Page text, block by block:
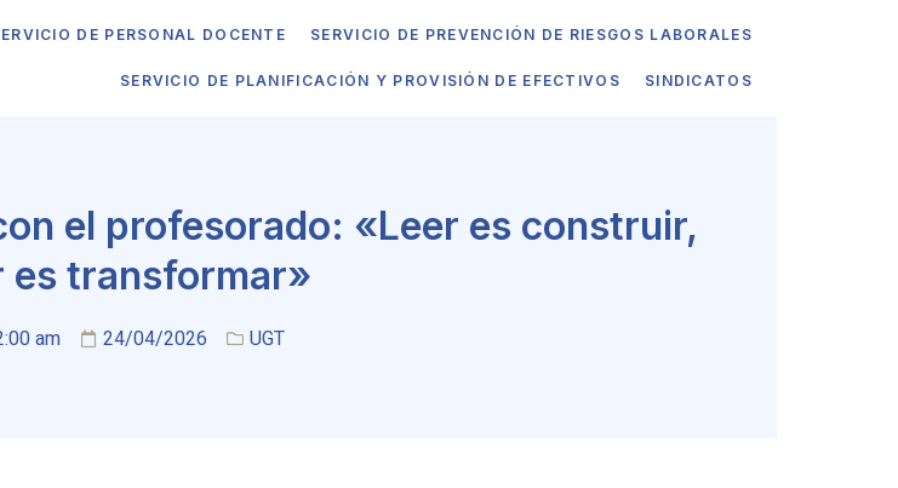
DE PERSONAL DOCENTE SERVICIO DE PREVENCIÓN DE RIESGOS LABORALES
SERVICIO DE PLANIFICACIÓN Y PROVISIÓN DE EFECTIVOS SINDICATOS
el profesorado: «Leer es construir,
es transformar»
am 24/04/2026 UGT